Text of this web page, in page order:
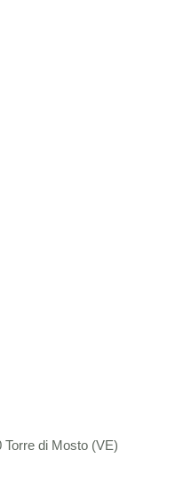
Torre di Mosto (VE)